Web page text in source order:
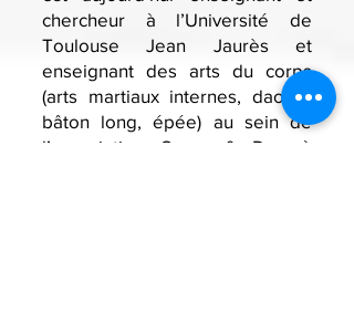
chercheur à l’Université de
Toulouse Jean Jaurès et
enseignant des arts du corps
(arts martiaux internes, daoyin,
bâton long, épée) au sein de
l’association Corps & Dao à